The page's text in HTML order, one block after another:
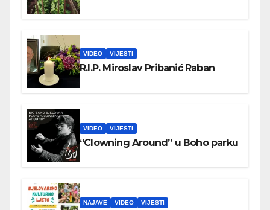
VIDEO VIJESTI
R.I.P. Miroslav Pribanić Raban
VIDEO VIJESTI
“Clowning Around” u Boho parku
NAJAVE VIDEO VIJESTI